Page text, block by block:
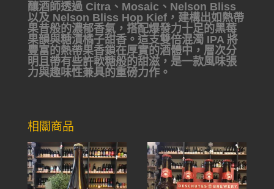
釀酒師透過 Citra、Mosaic、Nelson Bliss
以及 Nelson Bliss Hop Kief，建構出如熱帶
果昔般的濃郁香氣，搭配爆發力十足的黑莓
果韻與糖漬橘子甜香。這支雙倍混濁 IPA 將
豐富的熱帶果香鎖在厚實的酒體中，層次分
明且帶有些許軟糖般的甜滋，是一款風味張
力與趣味性兼具的重磅力作。
相關商品